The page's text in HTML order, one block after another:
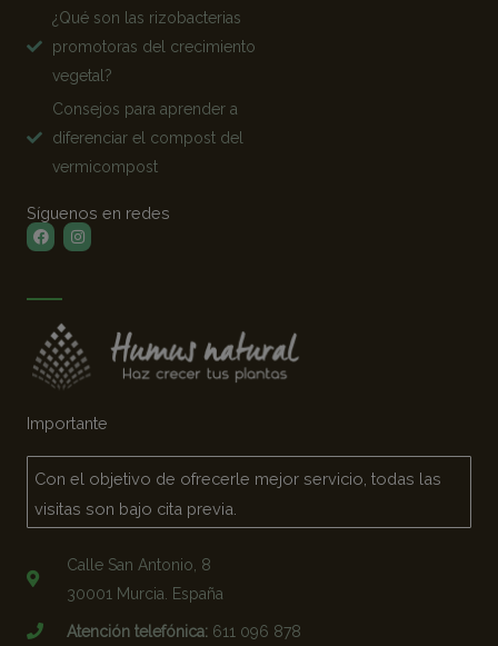
¿Qué son las rizobacterias
promotoras del crecimiento
vegetal?
Consejos para aprender a
diferenciar el compost del
vermicompost
Síguenos en redes
FacebookInstagram
Importante
Con el objetivo de ofrecerle mejor servicio, todas las
visitas son bajo cita previa.
Calle San Antonio, 8
30001 Murcia. España
Atención telefónica:611 096 878